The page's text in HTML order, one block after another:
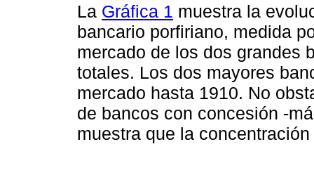
La Gráfica 1 muestra la
bancario porfiriano, medida
mercado de los dos grandes
totales. Los dos mayores
mercado hasta 1910. No
de bancos con concesión -
muestra que la